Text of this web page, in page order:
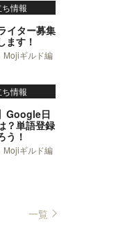
情報
イター募集
ます！
Mojiギルド編
情報
Google日
？単語登録
う！
Mojiギルド編
一覧